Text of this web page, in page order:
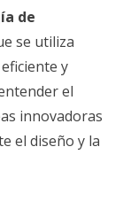
de
se utiliza
y
el
innovadoras
el diseño y la